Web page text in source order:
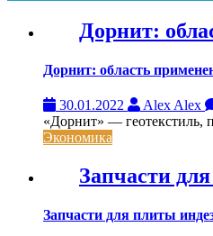
Дорнит:
Дорнит: область
30.01.2022 Alex Alex
«Дорнит» — геотекстиль,
Экономика
Запчасти
Запчасти для плиты